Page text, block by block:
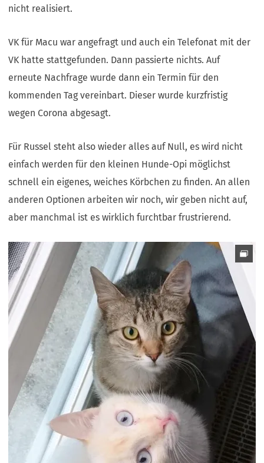
nicht realisiert.
VK für Macu war angefragt und auch ein Telefonat mit der
VK hatte stattgefunden. Dann passierte nichts. Auf
erneute Nachfrage wurde dann ein Termin für den
kommenden Tag vereinbart. Dieser wurde kurzfristig
wegen Corona abgesagt.
Für Russel steht also wieder alles auf Null, es wird nicht
einfach werden für den kleinen Hunde-Opi möglichst
schnell ein eigenes, weiches Körbchen zu finden. An allen
anderen Optionen arbeiten wir noch, wir geben nicht auf,
aber manchmal ist es wirklich furchtbar frustrierend.